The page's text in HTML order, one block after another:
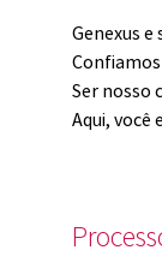
Genexus
Ser nosso
Aqui,